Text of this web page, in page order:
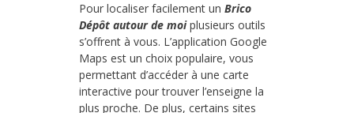
Pour localiser facilement un Brico
Dépôt autour de moiplusieurs outils
s’offrent à vous. L’application Google
Maps est un choix populaire, vous
permettant d’accéder à une carte
interactive pour trouver l’enseigne la
plus proche. De plus, certains sites